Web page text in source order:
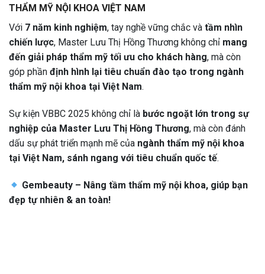
THẨM MỸ NỘI KHOA VIỆT NAM
Với 7 năm kinh nghiệm, tay nghề vững chắc và tầm nhìn
chiến lược, Master Lưu Thị Hồng Thương không chỉ mang
đến giải pháp thẩm mỹ tối ưu cho khách hàng, mà còn
góp phần định hình lại tiêu chuẩn đào tạo trong ngành
thẩm mỹ nội khoa tại Việt Nam.
Sự kiện VBBC 2025 không chỉ là bước ngoặt lớn trong sự
nghiệp của Master Lưu Thị Hồng Thương, mà còn đánh
dấu sự phát triển mạnh mẽ của ngành thẩm mỹ nội khoa
tại Việt Nam, sánh ngang với tiêu chuẩn quốc tế.
Gembeauty – Nâng tầm thẩm mỹ nội khoa, giúp bạn
đẹp tự nhiên & an toàn!